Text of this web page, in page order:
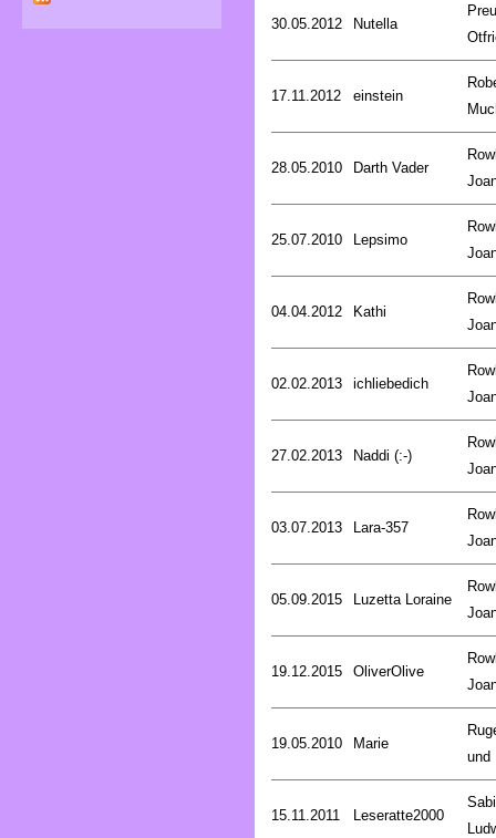
30.05.2012 Nutella
17.11.2012 einstein
28.05.2010 Darth Vader
25.07.2010 Lepsimo
04.04.2012 Kathi
02.02.2013 ichliebedich
27.02.2013 Naddi (:-)
03.07.2013 Lara-357
05.09.2015 Luzetta Loraine
19.12.2015 OliverOlive
19.05.2010 Marie
und
15.11.2011 Leseratte2000